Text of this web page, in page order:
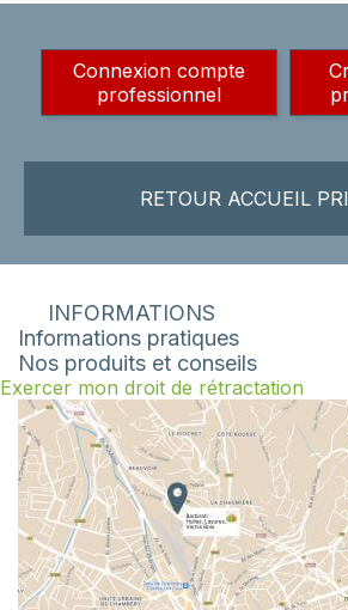
Connexion compte
professionnel
RETOUR ACCUEIL
INFORMATIONS
Informations pratiques
Nos produits et conseils
Exercer mon droit de rétractation